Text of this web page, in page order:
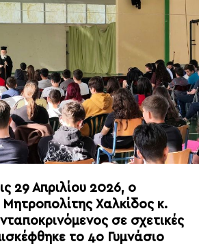
29 Απριλίου 2026, ο
Χαλκίδος κ.
σε σχετικές
το 4ο Γυμνάσιο